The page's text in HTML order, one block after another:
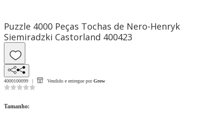
Puzzle 4000 Peças Tochas de Nero-Henryk
Siemiradzki Castorland 400423
4000100099 Vendido e entregue por Grow
Tamanho: